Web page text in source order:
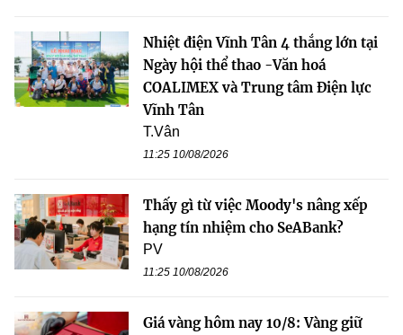
Nhiệt điện Vĩnh Tân 4 thắng lớn tại
Ngày hội thể thao -Văn hoá
COALIMEX và Trung tâm Điện lực
Vĩnh Tân
T.Vân
11:25 10/08/2026
Thấy gì từ việc Moody's nâng xếp
hạng tín nhiệm cho SeABank?
PV
11:25 10/08/2026
Giá vàng hôm nay 10/8: Vàng giữ